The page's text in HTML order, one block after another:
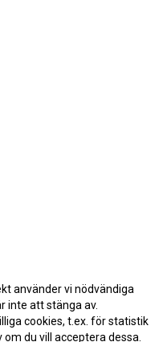
använder vi nödvändiga
inte att stänga av.
cookies, t.ex. för statistik
du vill acceptera dessa.